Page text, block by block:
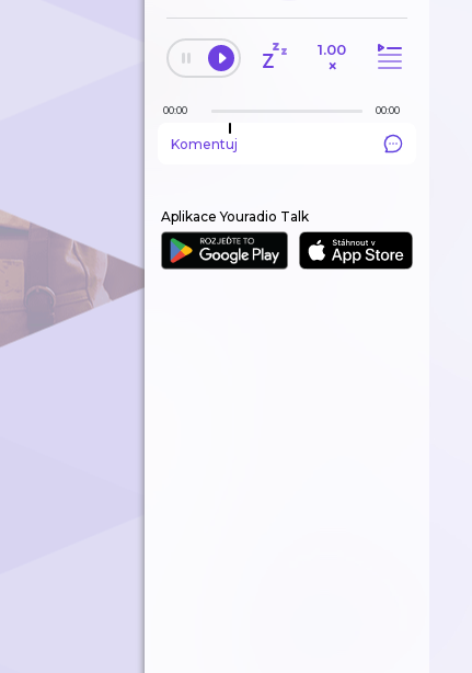
1.00
×
00:00 00:00
Komentuj
Aplikace Youradio Talk